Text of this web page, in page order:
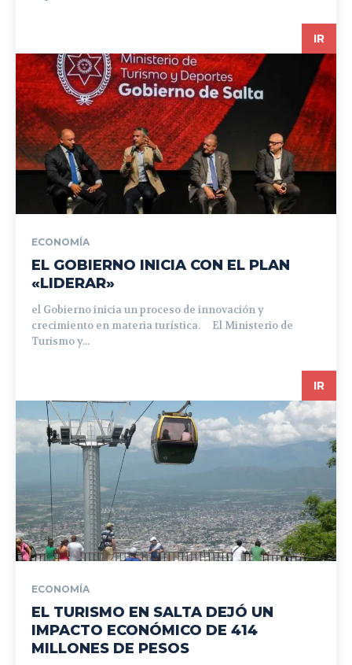
IR
ECONOMÍA
EL GOBIERNO INICIA CON EL PLAN
«LIDERAR»
el Gobierno inicia un proceso de innovación y
crecimiento en materia turística. El Ministerio de
Turismo y...
IR
ECONOMÍA
EL TURISMO EN SALTA DEJÓ UN
IMPACTO ECONÓMICO DE 414
MILLONES DE PESOS